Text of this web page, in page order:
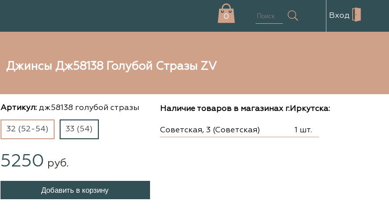
0 Вход
Джинсы Дж58138 Голубой Стразы ZV
Артикул: дж58138 голубой стразы
32 (52-54) 33 (54)
5250 руб.
Добавить в корзину
Наличие товаров в магазинах г.Иркутска:
Советская, 3 (Советская) 1 шт.